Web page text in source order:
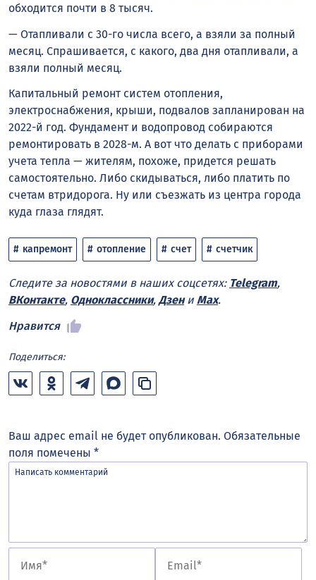
обходится почти в 8 тысяч.
— Отапливали с 30-го числа всего, а взяли за полный
месяц. Спрашивается, с какого, два дня отапливали, а
взяли полный месяц.
Капитальный ремонт систем отопления,
электроснабжения, крыши, подвалов запланирован на
2022-й год. Фундамент и водопровод собираются
ремонтировать в 2028-м. А вот что делать с приборами
учета тепла — жителям, похоже, придется решать
самостоятельно. Либо скидываться, либо платить по
счетам втридорога. Ну или съезжать из центра города
куда глаза глядят.
капремонт отопление счет счетчик
Следите за новостями в наших соцсетях: Telegram,
ВКонтакте, Одноклассники, Дзени Max.
Нравится
Поделиться:
Ваш адрес email не будет опубликован. Обязательные
поля помечены *